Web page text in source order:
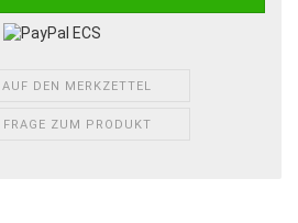
AUF DEN MERKZETTEL
FRAGE ZUM PRODUKT